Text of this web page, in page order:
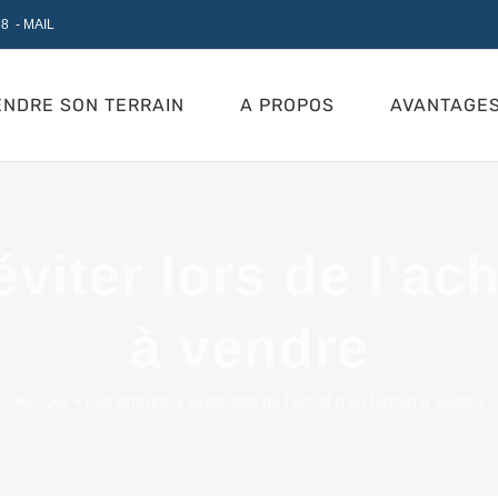
- MAIL
SON TERRAIN A PROPOS